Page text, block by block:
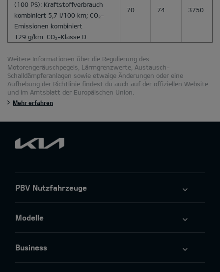
(100 PS): Kraftstoffverbrauch
kombiniert 5,7 l/100 km; CO₂-
Emissionen kombiniert
129 g/km. CO₂-Klasse D.
70 74 3750
Weitere Informationen über die Regulierung des
Motorengeräuschpegels, Lärmgrenzwerte, Austausch-
Schalldämpferanlagen sowie etwaige Änderungen oder eine
Aufhebung der Richtlinie findest du auch auf der offiziellen Website
und im Amtsblatt der Europäischen Union.
Mehr erfahren
PBV Nutzfahrzeuge
Modelle
Business